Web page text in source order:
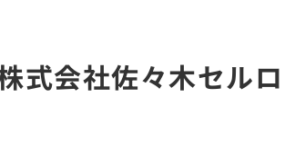
式会社佐々木セルロ